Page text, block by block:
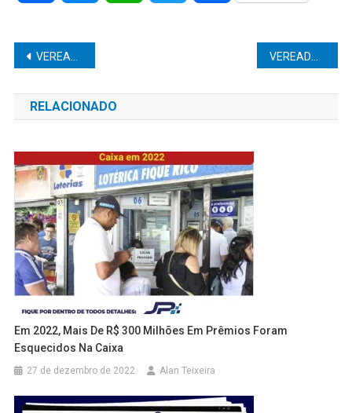
Navegação
de
Post
VEREADOR DANILO DA SAÚDE REQUER QUE A PREFEITURA REVEJA A QUESTÃO DO VALE ALIMENTAÇÃO DOS SERVIDORES MUNICIPAIS, QUE DEVE SER REAJUSTADO E PAGO EM DINHEIRO AO SERVIDOR VEREADOR EVANDRO GALETE REQUER MUTIRÃO DE CASTRAÇÃO DE ANIMAIS À PREFEITURA MUNICIPAL
RELACIONADO
Em 2022, Mais De R$ 300 Milhões Em Prêmios Foram
Esquecidos Na Caixa
27 de dezembro de 2022 Alan Teixeira